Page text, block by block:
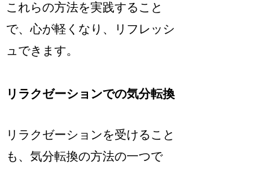
これらの方法を実践すること
で、心が軽くなり、リフレッシ
ュできます。
リラクゼーションでの気分転換
リラクゼーションを受けること
も、気分転換の方法の一つで